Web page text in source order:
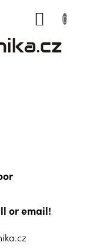
or email!